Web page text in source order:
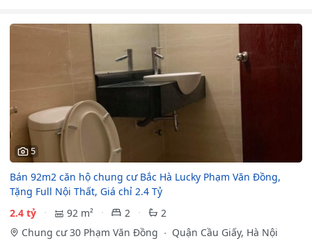
5
Bán 92m2 căn hộ chung cư Bắc Hà Lucky Phạm Văn Đồng,
Tặng Full Nội Thất, Giá chỉ 2.4 Tỷ
2.4 tỷ
92 m² 2
2
Chung cư 30 Phạm Văn Đồng
Quận Cầu Giấy, Hà Nội